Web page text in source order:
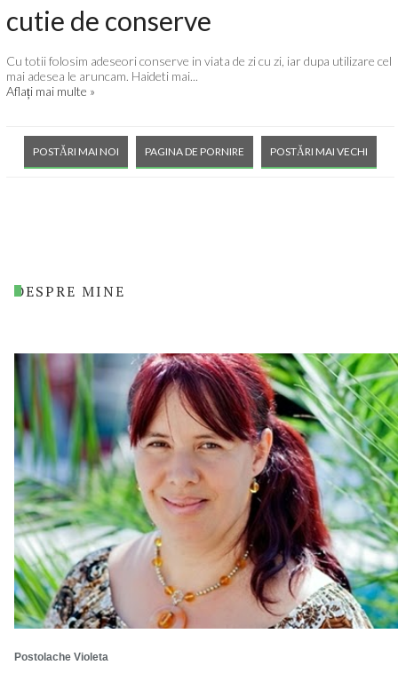
cutie de conserve
Cu totii folosim adeseori conserve in viata de zi cu zi, iar dupa utilizare cel
mai adesea le aruncam. Haideti mai...
Aflați mai multe »
POSTĂRI MAI NOI POSTĂRI MAI VECHI
PAGINA DE PORNIRE
DESPRE MINE
Postolache Violeta